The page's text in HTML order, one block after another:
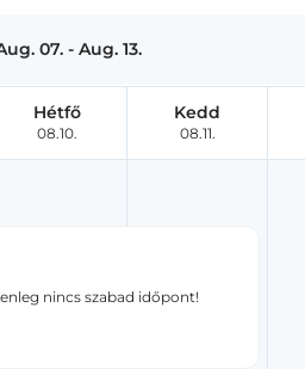
07. - Aug. 13.
nincs szabad időpont!
Hétfő
08.10.
Kedd
08.11.